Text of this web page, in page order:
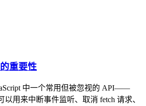
重要性
中一个常用但被忽视的 API——
以用来中断事件监听、取消 fetch 请求、